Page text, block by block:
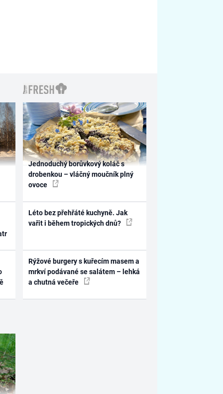
Jednoduchý borůvkový koláč s
drobenkou – vláčný moučník plný
ovoce
Léto bez přehřáté kuchyně. Jak
vařit i během tropických dnů?
Rýžové burgery s kuřecím masem a
mrkví podávané se salátem – lehká
a chutná večeře